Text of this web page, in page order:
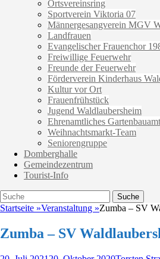
Ortsvereinsring
Sportverein Viktoria 07
Männergesangverein MGV
Landfrauen
Evangelischer Frauenchor
Freiwillige Feuerwehr
Freunde der Feuerwehr
Förderverein Kinderhaus
Kultur vor Ort
Frauenfrühstück
Jugend Waldlaubersheim
Ehrenamtliches Gartenbauamt
Weihnachtsmarkt-Team
Seniorengruppe
Domberghalle
Gemeindezentrum
Tourist-Info
Suche
Suche
nach:
Startseite »Veranstaltung »Zumba – SV
Zumba – SV